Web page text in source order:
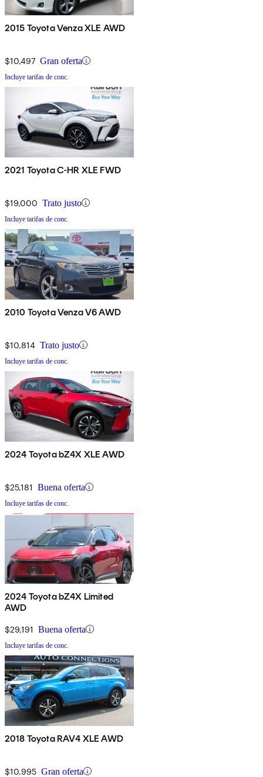
2015 Toyota Venza XLE AWD
$10,497 Gran oferta
Incluye tarifas de conc.
2021 Toyota C-HR XLE FWD
$19,000 Trato justo
Incluye tarifas de conc.
2010 Toyota Venza V6 AWD
$10,814 Trato justo
Incluye tarifas de conc.
2024 Toyota bZ4X XLE AWD
$25,181 Buena oferta
Incluye tarifas de conc.
2024 Toyota bZ4X Limited
AWD
$29,191 Buena oferta
Incluye tarifas de conc.
2018 Toyota RAV4 XLE AWD
$10,995 Gran oferta